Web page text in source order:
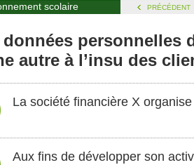
scolaire PRÉCÉDENT
données personnelles
autre à l’insu des
La société financière X
Aux fins de développer son